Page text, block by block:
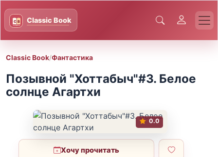
Classic Book/Фантастика
Позывной "Хоттабыч"#3. Белое
солнце Агартхи
0.0
Хочу прочитать